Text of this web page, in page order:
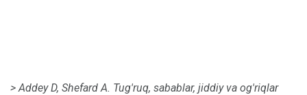
> Addey D, Shefard A. Tug'ruq, sabablar, jiddiy va og'riqlar